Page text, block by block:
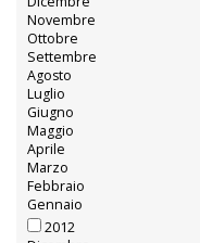
2014
Dicembre
Novembre
Ottobre
Settembre
Agosto
Luglio
Giugno
Maggio
Aprile
Marzo
Febbraio
Gennaio